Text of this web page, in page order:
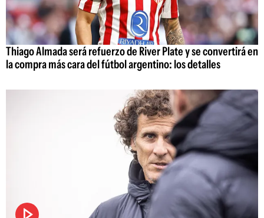
Thiago Almada será refuerzo de River Plate y se convertirá en
la compra más cara del fútbol argentino: los detalles